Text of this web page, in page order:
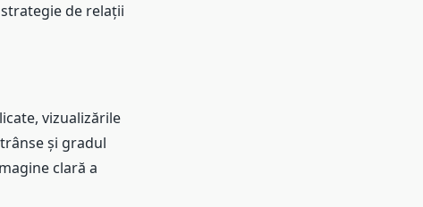
de relații
vizualizările
și gradul
clară a